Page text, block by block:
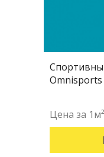
Omnisports